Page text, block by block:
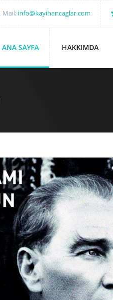
Mail: info@kayihancaglar.com
ANA SAYFA HAKKIMDA